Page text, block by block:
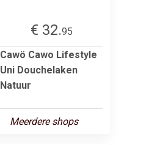
€ 32.95
Cawö Cawo Lifestyle
Uni Douchelaken
Natuur
Meerdere shops